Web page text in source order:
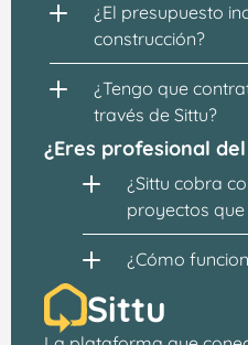
¿El presupuesto
construcción?
¿Tengo que
través de Sittu?
¿Eres profesional
¿Sittu cobra
proyectos
¿Cómo
Sittu